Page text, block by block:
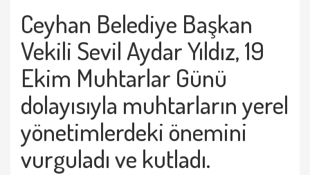
Ceyhan Belediye Başkan
Vekili Sevil Aydar Yıldız, 19
Ekim Muhtarlar Günü
dolayısıyla muhtarların yerel
yönetimlerdeki önemini
vurguladı ve kutladı.